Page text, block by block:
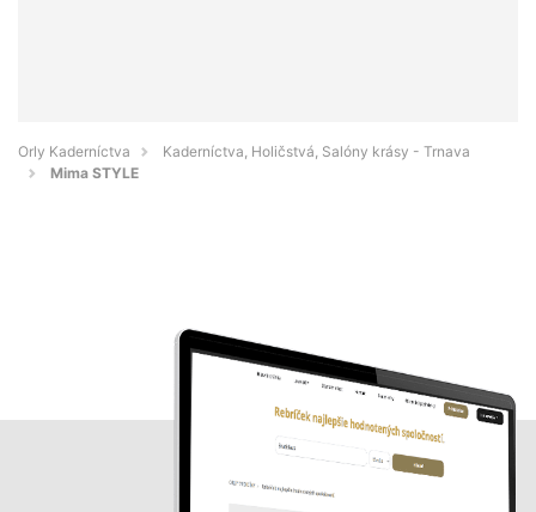
Orly Kaderníctva
Kaderníctva, Holičstvá, Salóny krásy - Trnava
Mima STYLE